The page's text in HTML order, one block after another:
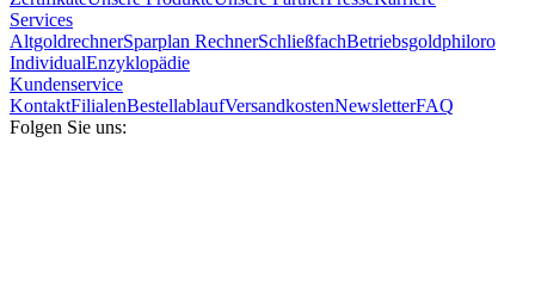
Services
AltgoldrechnerSparplan RechnerSchließfachBetriebsgoldphiloro
IndividualEnzyklopädie
Kundenservice
KontaktFilialenBestellablaufVersandkostenNewsletterFAQ
Folgen Sie uns: